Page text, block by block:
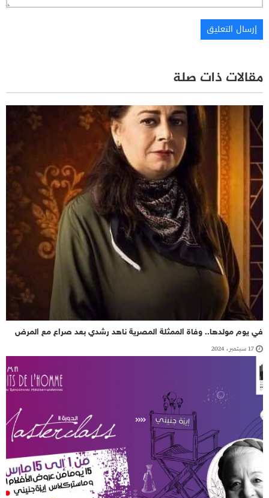
مقالات ذات صلة
في يوم مولدها.. وفاة الممثلة المصرية ناهد رشدي بعد صراع مع المرض
17 سبتمبر، 2024